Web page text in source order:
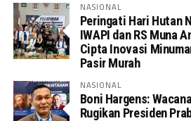
NASIONAL
Peringati Hari Hutan
IWAPI dan RS Muna
Cipta Inovasi
Pasir Murah
NASIONAL
Boni Hargens:
Rugikan Presiden